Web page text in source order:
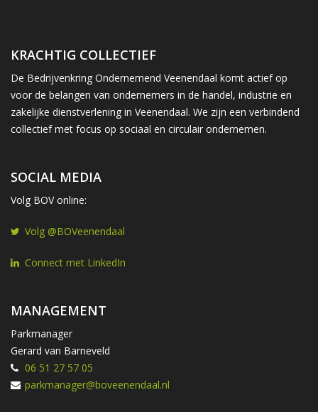
KRACHTIG COLLECTIEF
De Bedrijvenkring Ondernemend Veenendaal komt actief op
voor de belangen van ondernemers in de handel, industrie en
zakelijke dienstverlening in Veenendaal. We zijn een verbindend
collectief met focus op sociaal en circulair ondernemen.
SOCIAL MEDIA
Volg BOV online:
Volg @BOVeenendaal
Connect met LinkedIn
MANAGEMENT
Parkmanager
Gerard van Barneveld
06 51 27 57 05
parkmanager@boveenendaal.nl